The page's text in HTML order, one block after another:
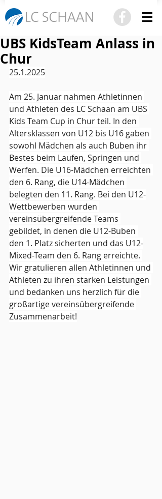
UBS KidsTeam Anlass in
Chur
25.1.2025
Am 25. Januar nahmen Athletinnen
und Athleten des LC Schaan am UBS
Kids Team Cup in Chur teil. In den
Altersklassen von U12 bis U16 gaben
sowohl Mädchen als auch Buben ihr
Bestes beim Laufen, Springen und
Werfen. Die U16-Mädchen erreichten
den 6. Rang, die U14-Mädchen
belegten den 11. Rang. Bei den U12-
Wettbewerben wurden
vereinsübergreifende Teams
gebildet, in denen die U12-Buben
den 1. Platz sicherten und das U12-
Mixed-Team den 6. Rang erreichte.
Wir gratulieren allen Athletinnen und
Athleten zu ihren starken Leistungen
und bedanken uns herzlich für die
großartige vereinsübergreifende
Zusammenarbeit!